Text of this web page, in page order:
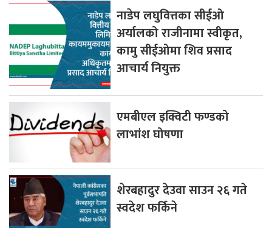
नाडेप लघुवित्तका सीईओ
अर्यालको राजीनामा स्वीकृत,
कामु सीईओमा शिव प्रसाद
आचार्य नियुक्त
एमबीएल इक्विटी फण्डको
लाभांश घोषणा
शेरबहादुर देउवा साउन २६ गते
स्वदेश फर्किने